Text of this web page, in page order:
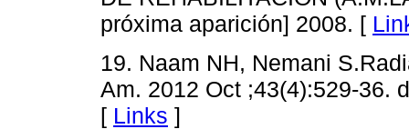
próxima aparición] 2008. [
19. Naam NH, Nemani
Am. 2012 Oct ;43(4):529-36.
[ Links ]